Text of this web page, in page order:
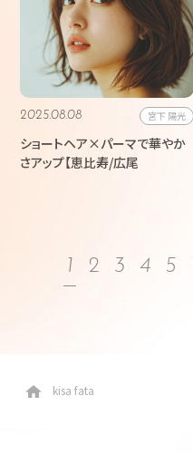
2025.08.08
ショートヘア×パーマで華やか
さアップ【恵比寿/広尾
宮下 陽光
1 2 3 4 5
kisa fata